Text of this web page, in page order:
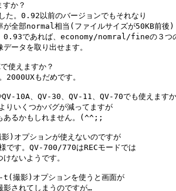
か？
。0.92以前のバージョンでもそれなり
が全部normal相当(ファイルサイズが50KB前後)
0.93であれば、economy/nomral/fineの３つ
ータを取り出せます。
使えますか？
2000UXもだめです。
10A、QV-30、QV-11、QV-70でも使えます
いくつかバグが減ってますが
あるかもしれません。(^^;;
)オプションが使えないのですが
です。QV-700/770はRECモードでは
ないようです。
撮影)オプションを使うと画面が
されてしまうのですが…